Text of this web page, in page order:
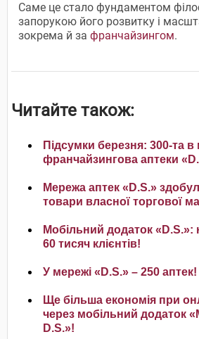
Саме це стало фундаментом
запорукою його розвитку і
зокрема й за франчайзингом.
Читайте також:
Підсумки березня: 300-та в
франчайзингова аптеки
Мережа аптек «D.S.»
товари власної торгової
Мобільний додаток «D.S.»:
60 тисяч клієнтів!
У мережі «D.S.» – 250 аптек!
Ще більша економія при
через мобільний додаток
D.S.»!